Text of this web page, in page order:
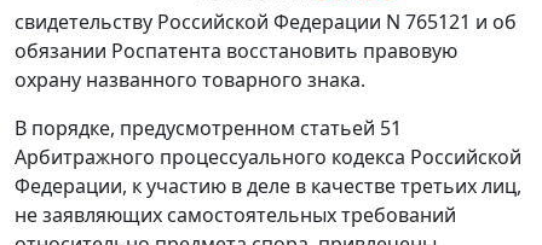
свидетельству Российской Федерации N 765121 и об
обязании Роспатента восстановить правовую
охрану названного товарного знака.
В порядке, предусмотренном статьей 51
Арбитражного процессуального кодекса Российской
Федерации, к участию в деле в качестве третьих лиц,
не заявляющих самостоятельных требований